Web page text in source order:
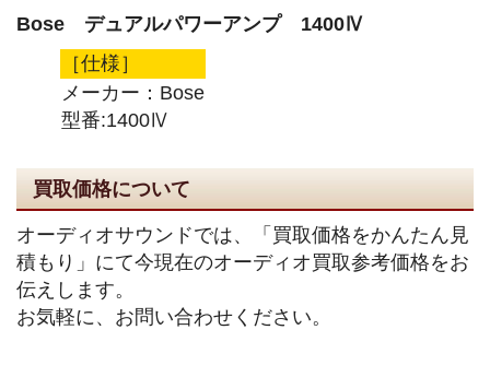
Bose デュアルパワーアンプ 1400Ⅳ
［仕様］
メーカー：Bose
型番:1400Ⅳ
買取価格について
オーディオサウンドでは、「買取価格をかんたん見
積もり」にて今現在のオーディオ買取参考価格をお
伝えします。
お気軽に、お問い合わせください。